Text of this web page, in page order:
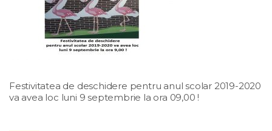
Festivitatea de deschidere pentru anul scolar 2019-2020
va avea loc luni 9 septembrie la ora 09,00 !